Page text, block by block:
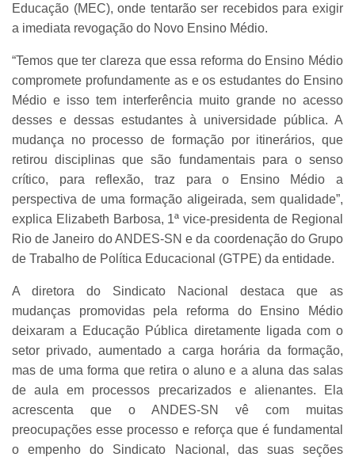
Educação (MEC), onde tentarão ser recebidos para exigir
a imediata revogação do Novo Ensino Médio.
“Temos que ter clareza que essa reforma do Ensino Médio
compromete profundamente as e os estudantes do Ensino
Médio e isso tem interferência muito grande no acesso
desses e dessas estudantes à universidade pública. A
mudança no processo de formação por itinerários, que
retirou disciplinas que são fundamentais para o senso
crítico, para reflexão, traz para o Ensino Médio a
perspectiva de uma formação aligeirada, sem qualidade”,
explica Elizabeth Barbosa, 1ª vice-presidenta de Regional
Rio de Janeiro do ANDES-SN e da coordenação do Grupo
de Trabalho de Política Educacional (GTPE) da entidade.
A diretora do Sindicato Nacional destaca que as
mudanças promovidas pela reforma do Ensino Médio
deixaram a Educação Pública diretamente ligada com o
setor privado, aumentado a carga horária da formação,
mas de uma forma que retira o aluno e a aluna das salas
de aula em processos precarizados e alienantes. Ela
acrescenta que o ANDES-SN vê com muitas
preocupações esse processo e reforça que é fundamental
o empenho do Sindicato Nacional, das suas seções